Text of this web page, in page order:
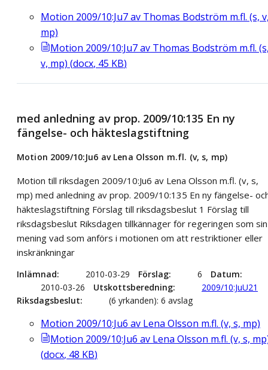
Motion 2009/10:Ju7 av Thomas Bodström m.fl. (s,
mp)
Motion 2009/10:Ju7 av Thomas Bodström m.fl.
v, mp) (docx, 45 KB)
med anledning av prop. 2009/10:135 En ny
fängelse- och häkteslagstiftning
Motion 2009/10:Ju6 av Lena Olsson m.fl. (v, s, mp)
Motion till riksdagen 2009/10:Ju6 av Lena Olsson m.fl. (v, s,
mp) med anledning av prop. 2009/10:135 En ny fängelse-
häkteslagstiftning Förslag till riksdagsbeslut 1 Förslag till
riksdagsbeslut Riksdagen tillkännager för regeringen som sin
mening vad som anförs i motionen om att restriktioner eller
inskränkningar
Inlämnad 2010-03-29 Förslag 6
Datum
2010-03-26
Utskottsberedning
2009/10:JuU21
Riksdagsbeslut
(6 yrkanden): 6 avslag
Motion 2009/10:Ju6 av Lena Olsson m.fl. (v, s, mp)
Motion 2009/10:Ju6 av Lena Olsson m.fl. (v, s,
(docx, 48 KB)